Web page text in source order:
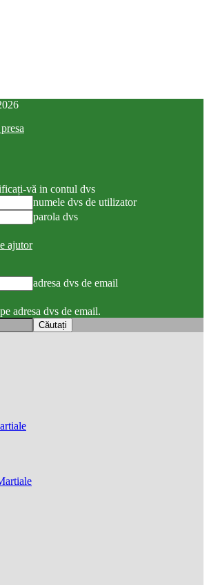
vă in contul dvs
numele dvs de utilizator
parola dvs
ajutor
adresa dvs de email
adresa dvs de email.